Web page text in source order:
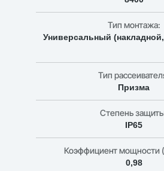
Тип монтажа:
Универсальный
Тип
Призма
Степень
IP65
Коэффициент мощности
0,98